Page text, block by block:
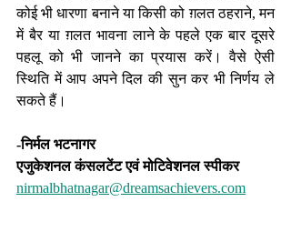
कोई भी धारणा बनाने या किसी को ग़लत ठहराने, मन
में बैर या ग़लत भावना लाने के पहले एक बार दूसरे
पहलू को भी जानने का प्रयास करें। वैसे ऐसी
स्थिति में आप अपने दिल की सुन कर भी निर्णय ले
सकते हैं।
-निर्मल भटनागर
एजुकेशनल कंसलटेंट एवं मोटिवेशनल स्पीकर
nirmalbhatnagar@dreamsachievers.com